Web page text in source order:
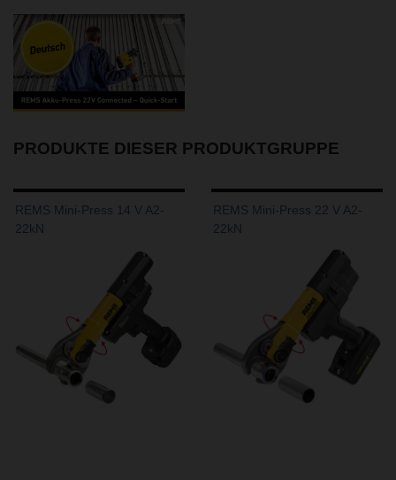
PRODUKTE DIESER PRODUKTGRUPPE
REMS Mini-Press 14 V A2-
22kN
REMS Mini-Press 22 V A2-
22kN